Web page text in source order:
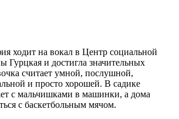
ходит на вокал в Центр социальной
Гурцкая и достигла значительных
считает умной, послушной,
и просто хорошей. В садике
с мальчишками в машинки, а дома
с баскетбольным мячом.